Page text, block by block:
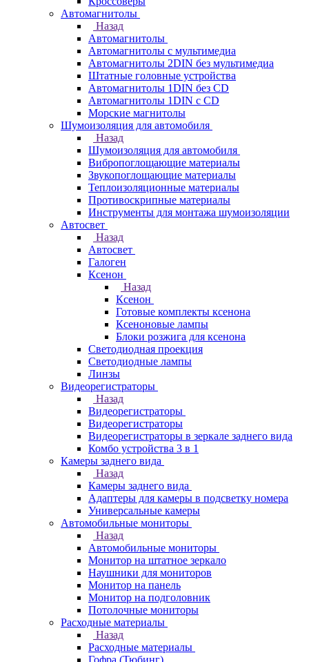
Автомагнитолы
Назад
Автомагнитолы
Автомагнитолы с мультимедиа
Автомагнитолы 2DIN без мультимедиа
Штатные головные устройства
Автомагнитолы 1DIN без CD
Автомагнитолы 1DIN с CD
Морские магнитолы
Шумоизоляция для автомобиля
Назад
Шумоизоляция для автомобиля
Вибропоглощающие материалы
Звукопоглощающие материалы
Теплоизоляционные материалы
Противоскрипные материалы
Инструменты для монтажа шумоизоляции
Автосвет
Назад
Автосвет
Галоген
Ксенон
Назад
Ксенон
Готовые комплекты ксенона
Ксеноновые лампы
Блоки розжига для ксенона
Светодиодная проекция
Светодиодные лампы
Линзы
Видеорегистраторы
Назад
Видеорегистраторы
Видеорегистраторы
Видеорегистраторы в зеркале заднего вида
Комбо устройства 3 в 1
Камеры заднего вида
Назад
Камеры заднего вида
Адаптеры для камеры в подсветку номера
Универсальные камеры
Автомобильные мониторы
Назад
Автомобильные мониторы
Монитор на штатное зеркало
Наушники для мониторов
Монитор на панель
Монитор на подголовник
Потолочные мониторы
Расходные материалы
Назад
Расходные материалы
Гофра (Тюбинг)